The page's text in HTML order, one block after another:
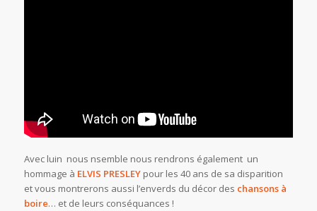
Avec luin nous nsemble nous rendrons également un
hommage à ELVIS PRESLEYpour les 40 ans de sa disparition
et vous montrerons aussi l’enverds du décor des chansons à
boire… et de leurs conséquances !